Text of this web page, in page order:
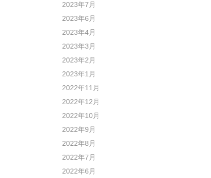
2023年7月
2023年6月
2023年4月
2023年3月
2023年2月
2023年1月
2022年11月
2022年12月
2022年10月
2022年9月
2022年8月
2022年7月
2022年6月